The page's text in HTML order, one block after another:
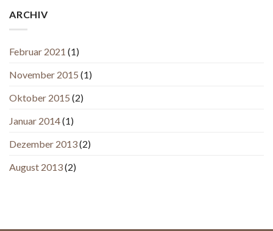
ARCHIV
Februar 2021 (1)
November 2015 (1)
Oktober 2015 (2)
Januar 2014(1)
Dezember 2013(2)
August 2013(2)